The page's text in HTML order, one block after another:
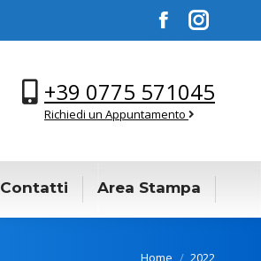
FacebookInstagram
+39 0775 571045
Richiedi un Appuntamento
Contatti Area Stampa
You are here:
Home 2022